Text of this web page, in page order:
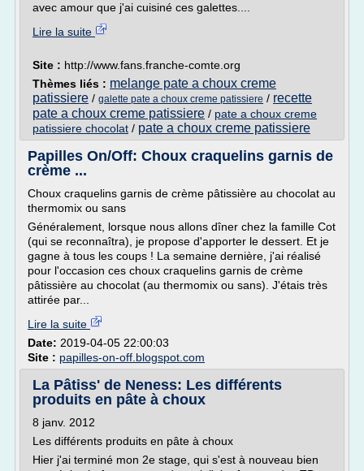
avec amour que j'ai cuisiné ces galettes....
Lire la suite
Site : http://www.fans.franche-comte.org
Thèmes liés : melange pate a choux creme
patissiere / galette pate a choux creme patissiere / recette
pate a choux creme patissiere / pate a choux creme
patissiere chocolat / pate a choux creme patissiere
Papilles On/Off: Choux craquelins garnis de
crème ...
Choux craquelins garnis de crème pâtissière au chocolat au
thermomix ou sans
Généralement, lorsque nous allons dîner chez la famille Cot
(qui se reconnaîtra), je propose d'apporter le dessert. Et je
gagne à tous les coups ! La semaine dernière, j'ai réalisé
pour l'occasion ces choux craquelins garnis de crème
pâtissière au chocolat (au thermomix ou sans). J'étais très
attirée par...
Lire la suite
Date: 2019-04-05 22:00:03
Site : papilles-on-off.blogspot.com
La Pâtiss' de Neness: Les différents
produits en pâte à choux
8 janv. 2012
Les différents produits en pâte à choux
Hier j'ai terminé mon 2e stage, qui s'est à nouveau bien